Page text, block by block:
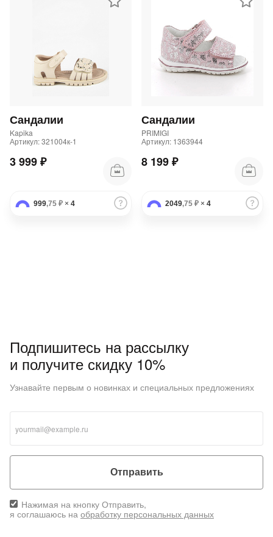
Сандалии
Kapika
Артикул: 321004к-1
3 999 ₽
999,75 ₽ × 4
Сандалии
PRIMIGI
Артикул: 1363944
8 199 ₽
2049,75 ₽ × 4
Подпишитесь на рассылку
и получите скидку 10%
Узнавайте первым о новинках и специальных предложениях
Отправить
Нажимая на кнопку Отправить,
я соглашаюсь на обработку персональных данных